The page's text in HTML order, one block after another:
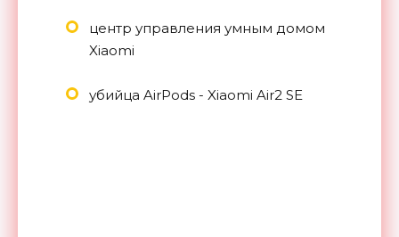
центр управления умным домом
Xiaomi
убийца AirPods - Xiaomi Air2 SE